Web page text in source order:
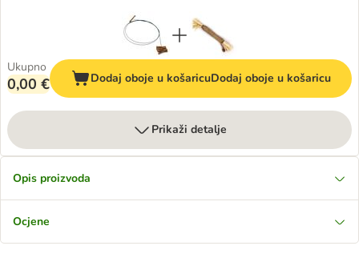
Ukupno
0,00 € Dodaj oboje u košaricuDodaj oboje u košaricu
Prikaži detalje
Opis proizvoda
Ocjene